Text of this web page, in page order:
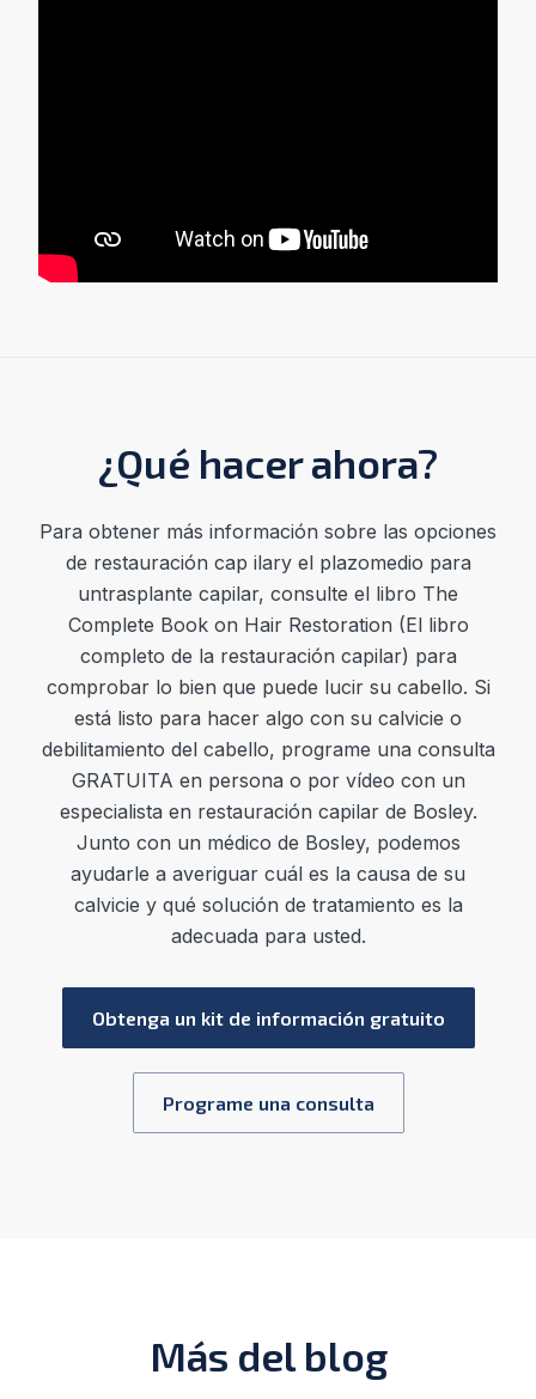
¿Qué hacer ahora?
Para obtener más información sobre las opciones
de restauración cap ilary el plazomedio para
untrasplante capilar, consulte el libro The
Complete Book on Hair Restoration (El libro
completo de la restauración capilar) para
comprobar lo bien que puede lucir su cabello. Si
está listo para hacer algo con su calvicie o
debilitamiento del cabello, programe una consulta
GRATUITA en persona o por vídeo con un
especialista en restauración capilar de Bosley.
Junto con un médico de Bosley, podemos
ayudarle a averiguar cuál es la causa de su
calvicie y qué solución de tratamiento es la
adecuada para usted.
Obtenga un kit de información gratuito
Programe una consulta
Más del blog